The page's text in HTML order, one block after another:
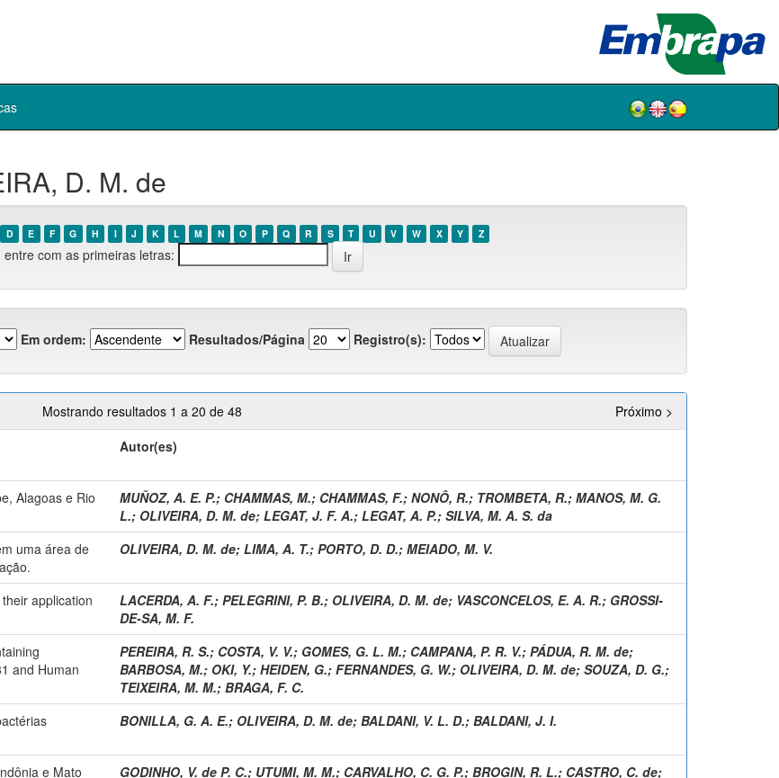
D. M. de
D E F G H I J K L M N O P Q R S T U V W X Y Z
entre com as primeiras letras:
Em ordem: Resultados/Página Registro(s):
Mostrando resultados 1 a 20 de 48
Próximo >
Autor(es)
Alagoas e Rio
MUÑOZ, A. E. P.; CHAMMAS, M.; CHAMMAS, F.; NONÔ, R.; TROMBETA, R.; MANOS, M. G.
L.; OLIVEIRA, D. M. de; LEGAT, J. F. A.; LEGAT, A. P.; SILVA, M. A. S. da
uma área de
OLIVEIRA, D. M. de; LIMA, A. T.; PORTO, D. D.; MEIADO, M. V.
application
LACERDA, A. F.; PELEGRINI, P. B.; OLIVEIRA, D. M. de; VASCONCELOS, E. A. R.; GROSSI-
DE-SA, M. F.
and Human
PEREIRA, R. S.; COSTA, V. V.; GOMES, G. L. M.; CAMPANA, P. R. V.; PÁDUA, R. M. de;
BARBOSA, M.; OKI, Y.; HEIDEN, G.; FERNANDES, G. W.; OLIVEIRA, D. M. de; SOUZA, D. G.;
TEIXEIRA, M. M.; BRAGA, F. C.
BONILLA, G. A. E.; OLIVEIRA, D. M. de; BALDANI, V. L. D.; BALDANI, J. I.
e Mato
GODINHO, V. de P. C.; UTUMI, M. M.; CARVALHO, C. G. P.; BROGIN, R. L.; CASTRO, C. de;